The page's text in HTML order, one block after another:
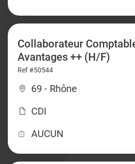
Collaborateur
Avantages ++ (H/F)
Ref #50544
69 - Rhône
CDI
AUCUN